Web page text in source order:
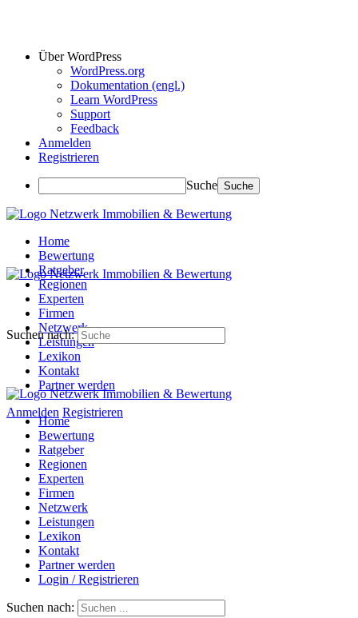
Über WordPress
WordPress.org
Dokumentation (engl.)
Learn WordPress
Support
Feedback
Anmelden
Registrieren
Suche
Home
Bewertung
Ratgeber
Regionen
Experten
Firmen
Netzwerk
Leistungen
Lexikon
Kontakt
Partner werden
Anmelden Registrieren
Suchen nach:
Home
Bewertung
Ratgeber
Regionen
Experten
Firmen
Netzwerk
Leistungen
Lexikon
Kontakt
Partner werden
Login / Registrieren
Suchen nach: